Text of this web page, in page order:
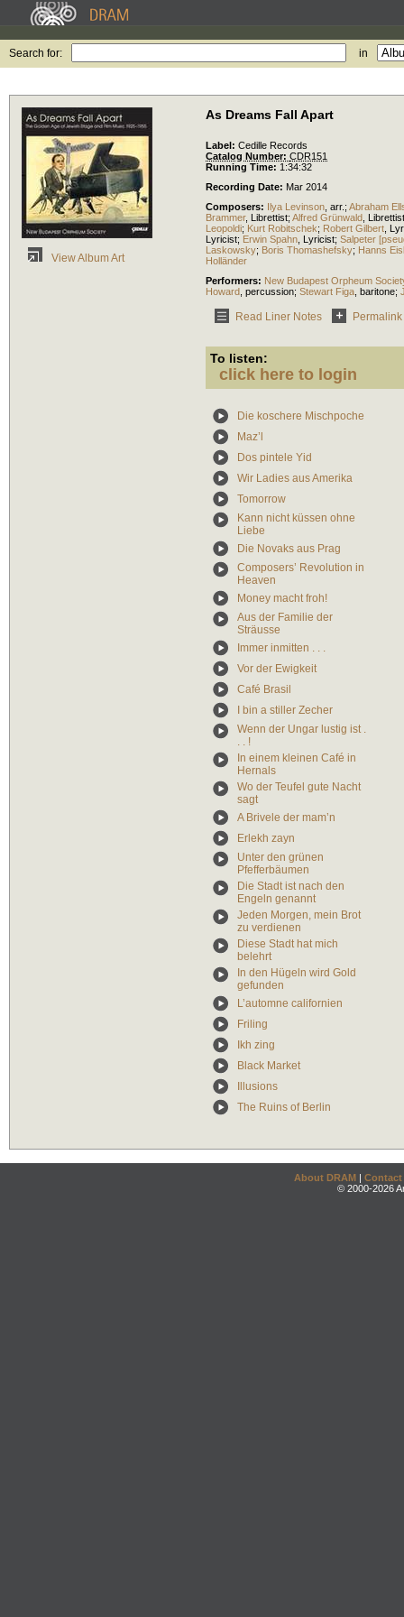
Search for: in
View Album Art
As Dreams Fall Apart
Label: Cedille Records
Catalog Number: CDR151
Running Time: 1:34:32
Recording Date: Mar 2014
Composers: Ilya Levinson arr. ; Abraham
Brammer, Librettist; Alfred Grünwald Librettist
Leopoldi; Kurt Robitschek; Robert Gilbert
Lyricist; Erwin Spahn Lyricist; Salpeter
Laskowsky; Boris Thomashefsky; Hanns
Holländer
Performers: New Budapest Orpheum
Howard percussion; Stewart Figa baritone;
Read Liner Notes Permalink
To listen:
click here to login
Die koschere Mischpoche
Maz’l
Dos pintele Yid
Wir Ladies aus Amerika
Tomorrow
Kann nicht küssen ohne
Liebe
Die Novaks aus Prag
Composers’ Revolution in
Heaven
Money macht froh!
Aus der Familie der
Sträusse
Immer inmitten . . .
Vor der Ewigkeit
Café Brasil
I bin a stiller Zecher
Wenn der Ungar lustig ist .
. . !
In einem kleinen Café in
Hernals
Wo der Teufel gute Nacht
sagt
A Brivele der mam’n
Erlekh zayn
Unter den grünen
Pfefferbäumen
Die Stadt ist nach den
Engeln genannt
Jeden Morgen, mein Brot
zu verdienen
Diese Stadt hat mich
belehrt
In den Hügeln wird Gold
gefunden
L’automne californien
Friling
Ikh zing
Black Market
Illusions
The Ruins of Berlin
About DRAM | Contact
© 2000-2026